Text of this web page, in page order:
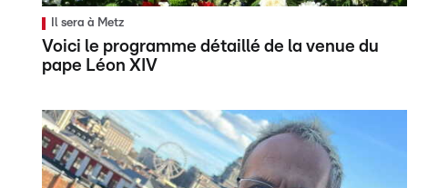
Il sera à Metz
Voici le programme détaillé de la venue du
pape Léon XIV